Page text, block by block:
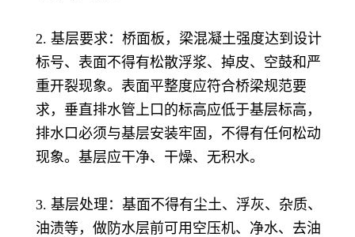
2. 基层要求：桥面板，梁混凝土强度达到设计
标号、表面不得有松散浮浆、掉皮、空鼓和严
重开裂现象。表面平整度应符合桥梁规范要
求，垂直排水管上口的标高应低于基层标高，
排水口必须与基层安装牢固，不得有任何松动
现象。基层应干净、干燥、无积水。
3. 基层处理：基面不得有尘土、浮灰、杂质、
油渍等，做防水层前可用空压机、净水、去油